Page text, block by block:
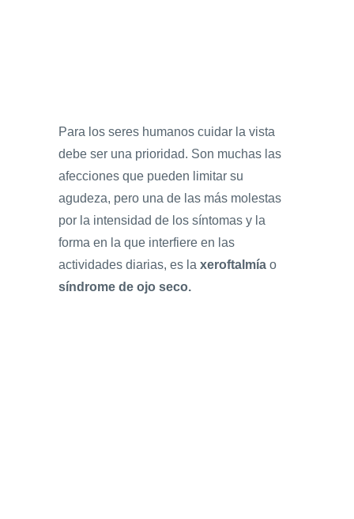
Para los seres humanos cuidar la vista
debe ser una prioridad. Son muchas las
afecciones que pueden limitar su
agudeza, pero una de las más molestas
por la intensidad de los síntomas y la
forma en la que interfiere en las
actividades diarias, es la xeroftalmía o
síndrome de ojo seco.